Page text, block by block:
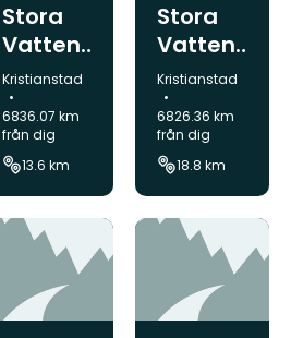
Stora
Vattenr
iketrun
dan
Magleh
em -
en
Kommun:
Kristianstad
6836.07 km
från dig
13.6 km
Stora
Vattenr
iketrun
dan
Everöd
-
em
Kommun:
Kristianstad
6826.36 km
från dig
18.8 km